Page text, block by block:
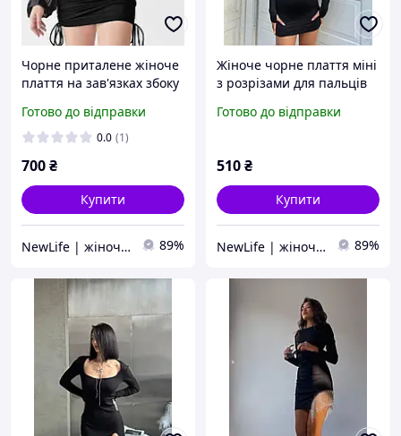
Чорне приталене жіноче
плаття на зав'язках збоку
(42-44 і 46-48 розміри)
Готово до відправки
0.0 (1)
700₴
Купити
NewLife | жіночий одяг 89%
Жіноче чорне плаття міні
з розрізами для пальців
Готово до відправки
510₴
Купити
NewLife | жіночий одяг 89%